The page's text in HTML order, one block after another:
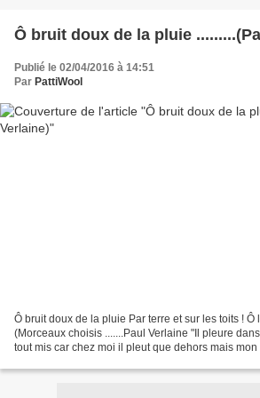
Ô bruit doux de la pluie
Publié le 02/04/2016 à 14:51
Par PattiWool
Ô bruit doux de la pluie Par terre et sur les toits ! Ô
(Morceaux choisis .......Paul Verlaine "Il pleure
tout mis car chez moi il pleut que dehors mais